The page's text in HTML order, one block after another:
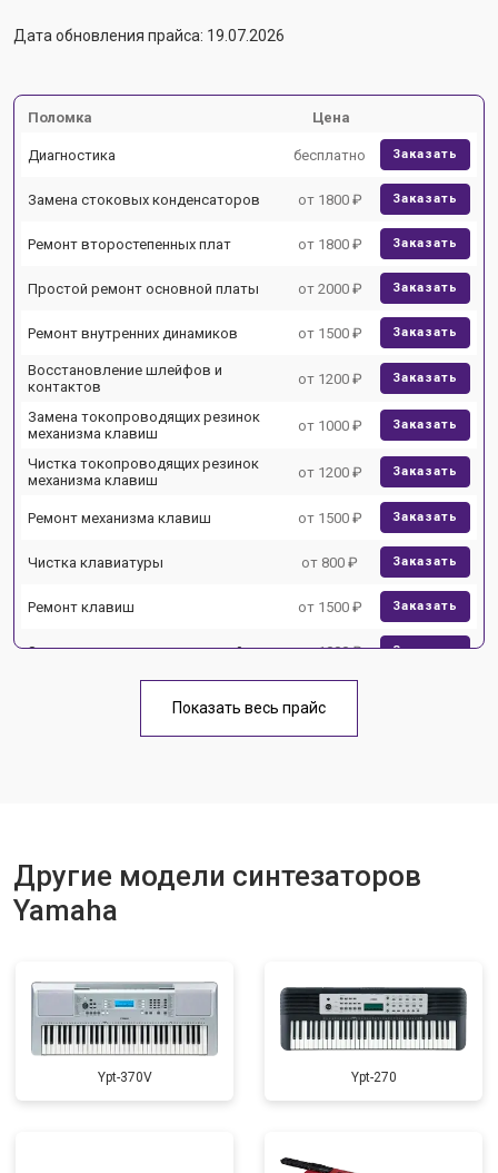
Дата обновления прайса: 19.07.2026
Поломка Цена
Диагностика бесплатно Заказать
Замена стоковых конденсаторов от 1800 ₽ Заказать
Ремонт второстепенных плат от 1800 ₽ Заказать
Простой ремонт основной платы от 2000 ₽ Заказать
Ремонт внутренних динамиков от 1500 ₽ Заказать
Восстановление шлейфов и
контактов
от 1200 ₽ Заказать
Замена токопроводящих резинок
механизма клавиш
от 1000 ₽ Заказать
Чистка токопроводящих резинок
механизма клавиш
от 1200 ₽ Заказать
Ремонт механизма клавиш от 1500 ₽ Заказать
Чистка клавиатуры от 800 ₽ Заказать
Ремонт клавиш от 1500 ₽ Заказать
Замена клавиш и уплотнителей от 1000 ₽ Заказать
Ремонт корпусных элементов от 1800 ₽
Замена экрана от 1500 ₽ Заказать
Замена стоковых потенциометров
Показать весь прайс
Другие модели синтезаторов
Yamaha
Ypt-370V Ypt-270